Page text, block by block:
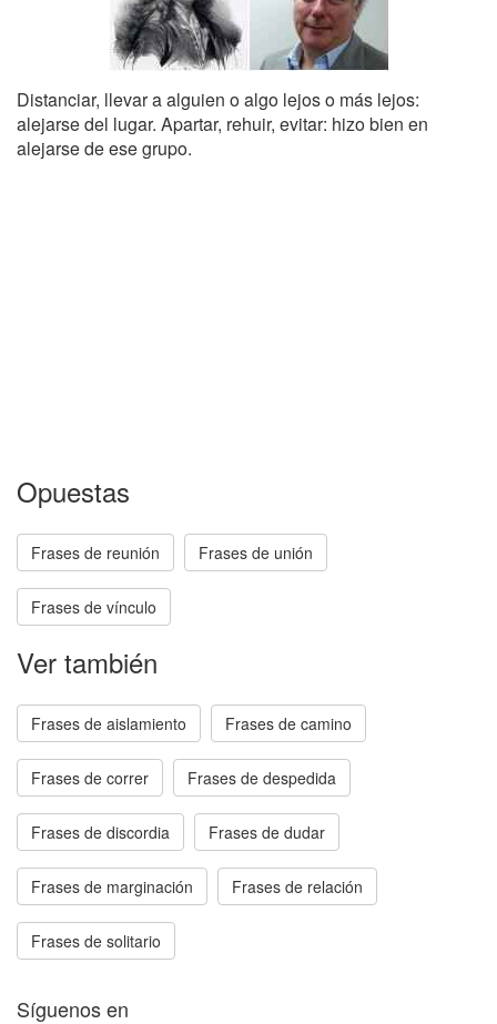
Distanciar, llevar a alguien o algo lejos o más lejos:
alejarse del lugar. Apartar, rehuir, evitar: hizo bien en
alejarse de ese grupo.
Opuestas
Frases de reunión Frases de unión
Frases de vínculo
Ver también
Frases de aislamiento Frases de camino
Frases de correr Frases de despedida
Frases de discordia Frases de dudar
Frases de marginación Frases de relación
Frases de solitario
Síguenos en